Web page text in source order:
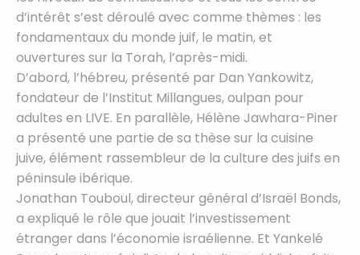
d’intérêt s’est déroulé avec comme thèmes : les
fondamentaux du monde juif, le matin, et
ouvertures sur la Torah, l’après-midi.
D’abord, l’hébreu, présenté par Dan Yankowitz,
fondateur de l’Institut Millangues, oulpan pour
adultes en LIVE. En parallèle, Hélène Jawhara-Piner
a présenté une partie de sa thèse sur la cuisine
juive, élément rassembleur de la culture des juifs en
péninsule ibérique.
Jonathan Touboul, directeur général d’Israël Bonds,
a expliqué le rôle que jouait l’investissement
étranger dans l’économie israélienne. Et Yankelé